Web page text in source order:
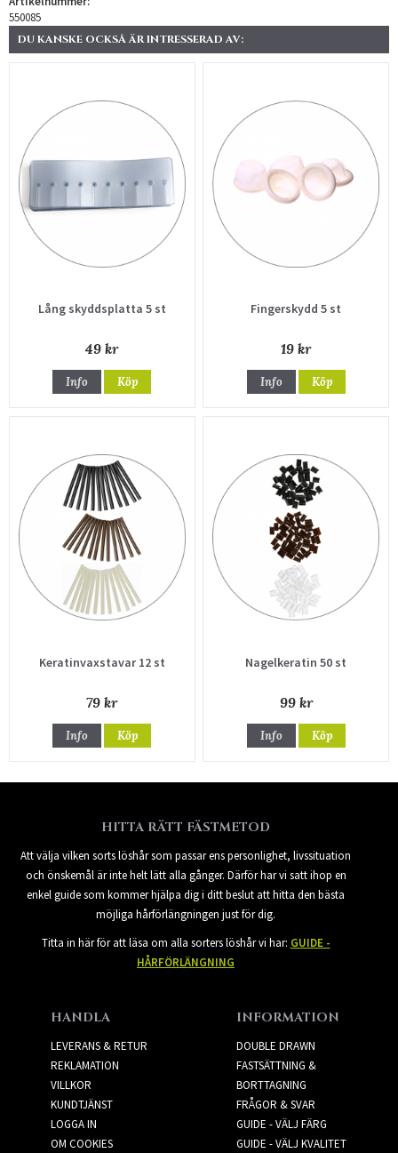
550085
DU KANSKE OCKSÅ ÄR INTRESSERAD AV:
Lång skyddsplatta 5 st
49 kr
Info Köp
Fingerskydd 5 st
19 kr
Info Köp
Keratinvaxstavar 12 st
79 kr
Info Köp
Nagelkeratin 50 st
99 kr
Info Köp
HITTA RÄTT FÄSTMETOD
Att välja vilken sorts löshår som passar ens personlighet, livssituation
och önskemål är inte helt lätt alla gånger. Därför har vi satt ihop en
enkel guide som kommer hjälpa dig i ditt beslut att hitta den bästa
möjliga hårförlängningen just för dig.
Titta in här för att läsa om alla sorters löshår vi har: GUIDE -
HÅRFÖRLÄNGNING
HANDLA
LEVERANS & RETUR
REKLAMATION
VILLKOR
KUNDTJÄNST
LOGGA IN
OM COOKIES
INFORMATION
DOUBLE DRAWN
FASTSÄTTNING &
BORTTAGNING
FRÅGOR & SVAR
GUIDE - VÄLJ FÄRG
GUIDE - VÄLJ KVALITET